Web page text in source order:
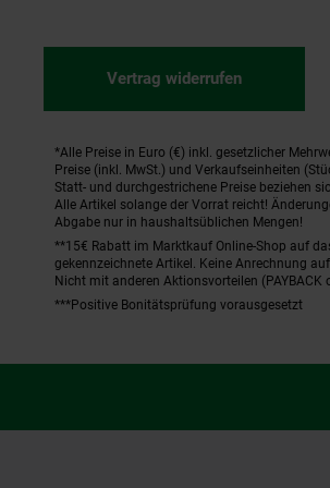
Vertrag widerrufen
Fußnoten
*Alle Preise in Euro (€) inkl. gesetzlicher
Preise (inkl. MwSt.) und Verkaufseinheiten
Statt- und durchgestrichene Preise beziehen
Alle Artikel solange der Vorrat reicht!
Abgabe nur in haushaltsüblichen Mengen!
**15€ Rabatt im Marktkauf Online-Shop auf
gekennzeichnete Artikel. Keine Anrechnung
Nicht mit anderen Aktionsvorteilen
***Positive Bonitätsprüfung vorausgesetzt